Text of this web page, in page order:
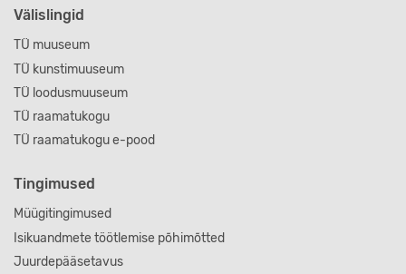
Välislingid
TÜ muuseum
TÜ kunstimuuseum
TÜ loodusmuuseum
TÜ raamatukogu
TÜ raamatukogu e-pood
Tingimused
Müügitingimused
Isikuandmete töötlemise põhimõtted
Juurdepääsetavus